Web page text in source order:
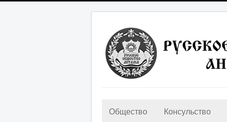
Общество Консульство